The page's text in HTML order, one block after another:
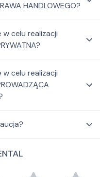
HANDLOWEGO?
celu realizacji
celu realizacji